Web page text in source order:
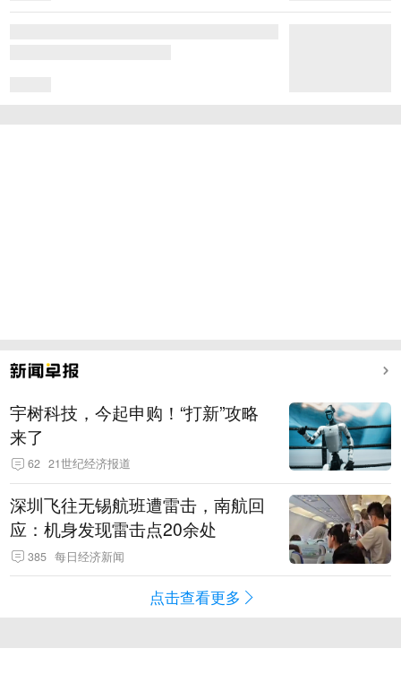
宇树科技，今起申购！“打新”攻略
来了
62 21世纪经济报道
深圳飞往无锡航班遭雷击，南航回
应：机身发现雷击点20余处
385 每日经济新闻
点击查看更多